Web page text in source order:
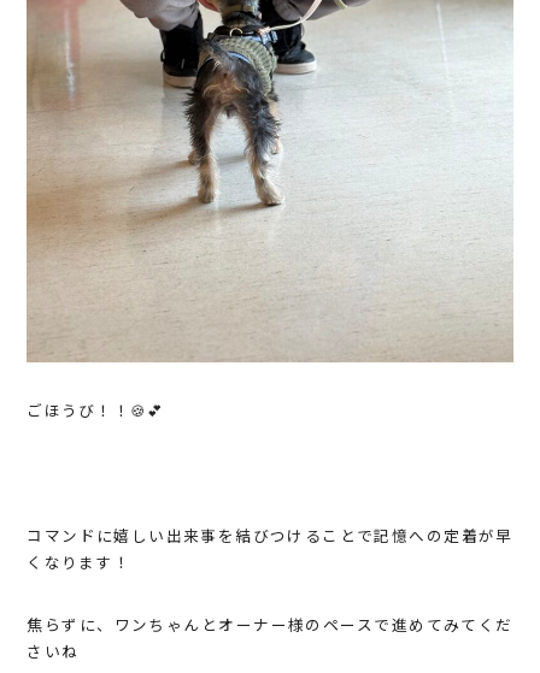
ごほうび！！🍪💕
コマンドに嬉しい出来事を結びつけることで記憶への定着が早
くなります！
焦らずに、ワンちゃんとオーナー様のペースで進めてみてくだ
さいね